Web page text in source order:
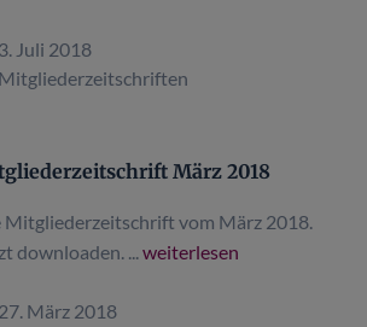
3. Juli 2018
Mitgliederzeitschriften
März 2018
Mitgliederzeitschrift vom März 2018.
downloaden. ...weiterlesen
27. März 2018